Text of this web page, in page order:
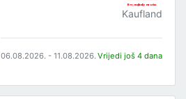
Kaufland
06.08.2026. - 11.08.2026. Vrijedi još 4 dana